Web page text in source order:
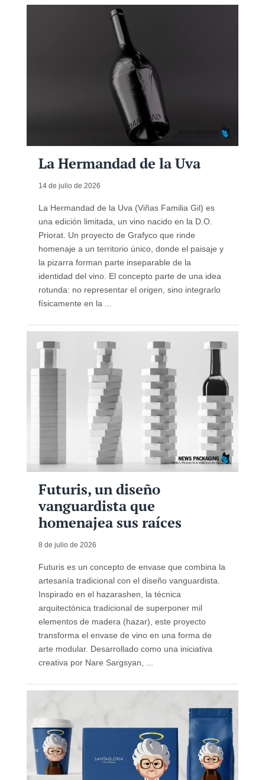
La Hermandad de la Uva
14 de julio de 2026
La Hermandad de la Uva (Viñas Familia Gil) es
una edición limitada, un vino nacido en la D.O.
Priorat. Un proyecto de Grafyco que rinde
homenaje a un territorio único, donde el paisaje y
la pizarra forman parte inseparable de la
identidad del vino. El concepto parte de una idea
rotunda: no representar el origen, sino integrarlo
físicamente en la ...
Futuris, un diseño
vanguardista que
homenajea sus raíces
8 de julio de 2026
Futuris es un concepto de envase que combina la
artesanía tradicional con el diseño vanguardista.
Inspirado en el hazarashen, la técnica
arquitectónica tradicional de superponer mil
elementos de madera (hazar), este proyecto
transforma el envase de vino en una forma de
arte modular. Desarrollado como una iniciativa
creativa por Nare Sargsyan, ...